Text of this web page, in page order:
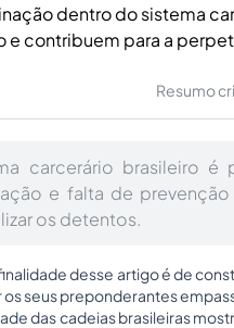
dentro do sistema
e contribuem para a
Resumo
carcerário brasileiro é
e falta de
os detentos.
desse artigo é de
seus preponderantes
das cadeias brasileiras